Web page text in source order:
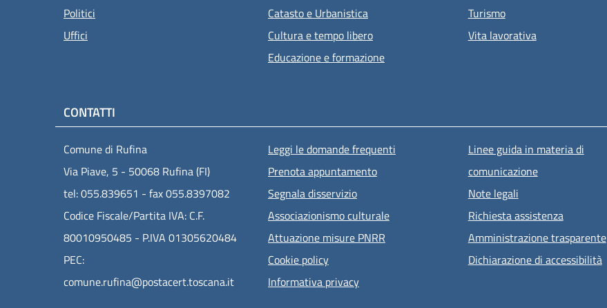
Politici
Uffici
Catasto e Urbanistica
Cultura e tempo libero
Educazione e formazione
Turismo
Vita lavorativa
CONTATTI
Comune di Rufina
Via Piave, 5 - 50068 Rufina (FI)
tel: 055.839651 - fax 055.8397082
Codice Fiscale/Partita IVA: C.F.
80010950485 - P.IVA 01305620484
PEC:
comune.rufina@postacert.toscana.it
Menu piè di pagina
Leggi le domande frequenti
Prenota appuntamento
Segnala disservizio
Associazionismo culturale
Attuazione misure PNRR
Cookie policy
Informativa privacy
Linee guida in materia di
comunicazione
Note legali
Richiesta assistenza
Amministrazione trasparente
Dichiarazione di accessibilità